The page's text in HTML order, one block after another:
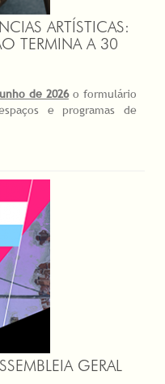
ARTÍSTICAS:
TERMINA A 30
de 2026o formulário
e programas de
GERAL